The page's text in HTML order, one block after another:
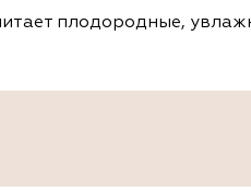
плодородные,